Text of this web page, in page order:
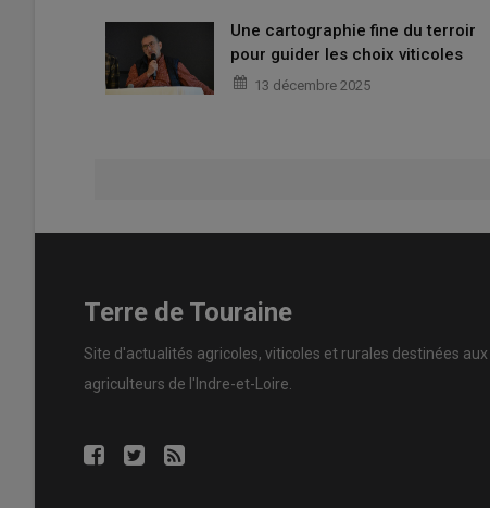
Une cartographie fine du terroir
pour guider les choix viticoles
13 décembre 2025
Terre de Touraine
Site d'actualités agricoles, viticoles et rurales destinées aux
agriculteurs de l'Indre-et-Loire.